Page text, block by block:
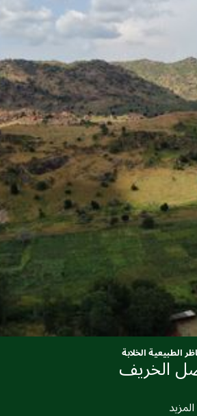
الطبيعية الخلابة
الخريف